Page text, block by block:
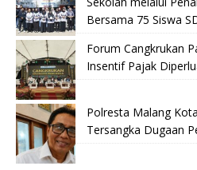
Bersama 75 Siswa
Forum Cangkrukan
Insentif Pajak
Polresta Malang
Tersangka Dugaan